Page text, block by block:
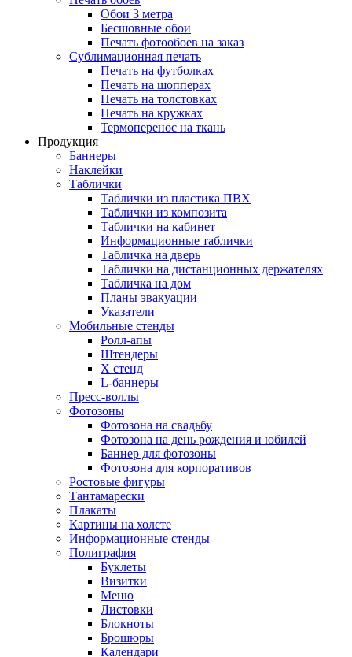
Обои 3 метра
Бесшовные обои
Печать фотообоев на заказ
Сублимационная печать
Печать на футболках
Печать на шопперах
Печать на толстовках
Печать на кружках
Термоперенос на ткань
Продукция
Баннеры
Наклейки
Таблички
Таблички из пластика ПВХ
Таблички из композита
Таблички на кабинет
Информационные таблички
Табличка на дверь
Таблички на дистанционных держателях
Табличка на дом
Планы эвакуации
Указатели
Мобильные стенды
Ролл-апы
Штендеры
Х стенд
L-баннеры
Пресс-воллы
Фотозоны
Фотозона на свадьбу
Фотозона на день рождения и юбилей
Баннер для фотозоны
Фотозона для корпоративов
Ростовые фигуры
Тантамарески
Плакаты
Картины на холсте
Информационные стенды
Полиграфия
Буклеты
Визитки
Меню
Листовки
Блокноты
Брошюры
Календари